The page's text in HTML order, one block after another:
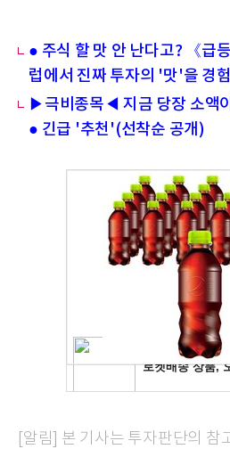
● 주식 할 맛 안 난다고? 《급
럽에서 진짜 투자의 '맛'을 경
▶극비종목◀ 지금 당장 소액
● 긴급 '추천'(선착순 공개)
[알림] 본 기사는 투자판단의 참